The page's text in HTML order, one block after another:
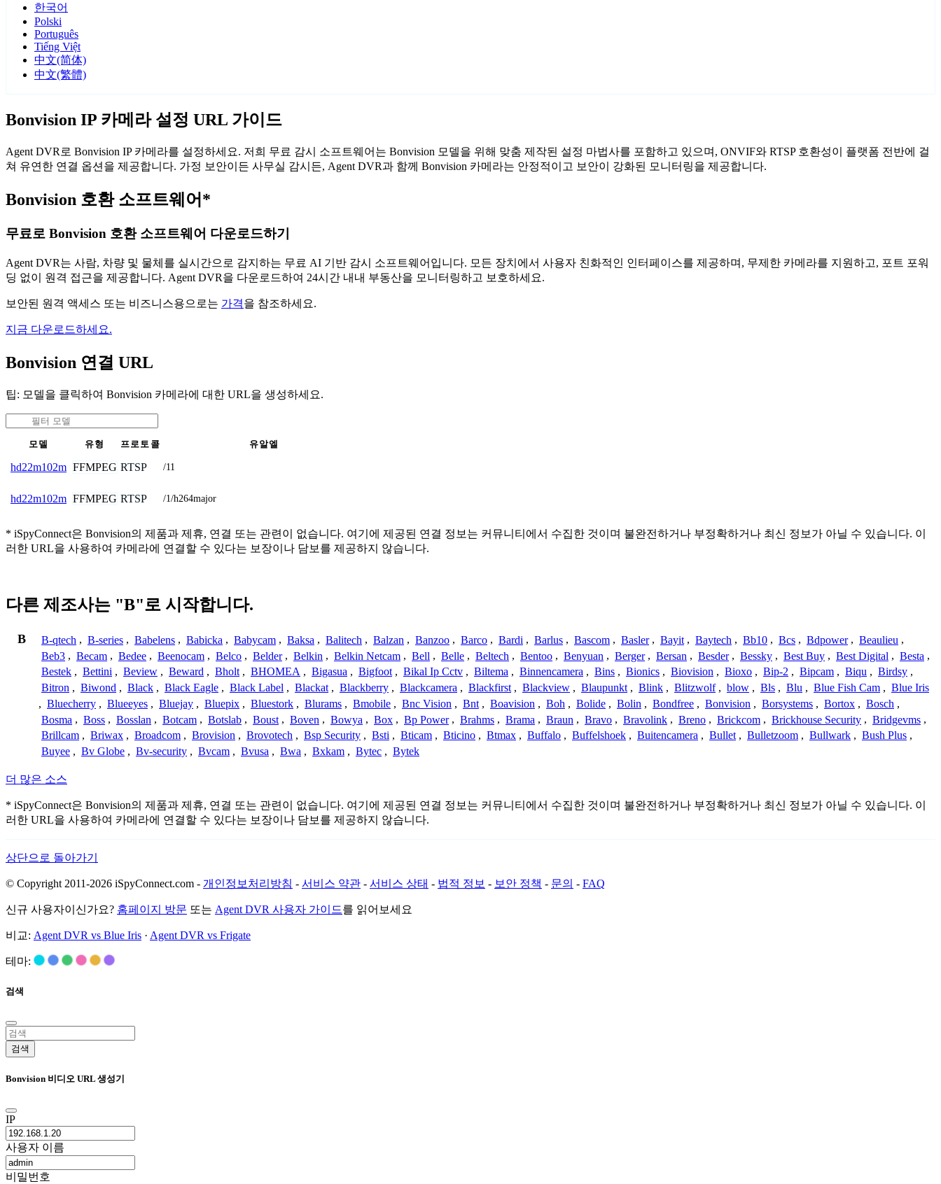
한국어
Polski
Português
Tiếng Việt
中文(简体)
中文(繁體)
Bonvision IP 카메라 설정 URL 가이드
Agent DVR로 Bonvision IP 카메라를 설정하세요. 저희 무료 감시 소프트웨어는 Bonvision 모델을 위해 맞춤 제작된 설정 마법사를 포함하고 있으며, ONVIF와 RTSP 호환성이 플랫폼 전반에 걸
쳐 유연한 연결 옵션을 제공합니다. 가정 보안이든 사무실 감시든, Agent DVR과 함께 Bonvision 카메라는 안정적이고 보안이 강화된 모니터링을 제공합니다.
Bonvision 호환 소프트웨어*
무료로 Bonvision 호환 소프트웨어 다운로드하기
Agent DVR는 사람, 차량 및 물체를 실시간으로 감지하는 무료 AI 기반 감시 소프트웨어입니다. 모든 장치에서 사용자 친화적인 인터페이스를 제공하며, 무제한 카메라를 지원하고, 포트 포워
딩 없이 원격 접근을 제공합니다. Agent DVR을 다운로드하여 24시간 내내 부동산을 모니터링하고 보호하세요.
보안된 원격 액세스 또는 비즈니스용으로는 가격을 참조하세요.
지금 다운로드하세요.
Bonvision 연결 URL
팁: 모델을 클릭하여 Bonvision 카메라에 대한 URL을 생성하세요.
모델 유형 프로토콜 유알엘
hd22m102m FFMPEG RTSP /11
hd22m102m FFMPEG RTSP /1/h264major
* iSpyConnect은 Bonvision의 제품과 제휴, 연결 또는 관련이 없습니다. 여기에 제공된 연결 정보는 커뮤니티에서 수집한 것이며 불완전하거나 부정확하거나 최신 정보가 아닐 수 있습니다. 이
러한 URL을 사용하여 카메라에 연결할 수 있다는 보장이나 담보를 제공하지 않습니다.
다른 제조사는 "B"로 시작합니다.
B B-qtech , B-series , Babelens , Babicka , Babycam , Baksa , Balitech , Balzan , Banzoo , Barco , Bardi , Barlus , Bascom , Basler , Bayit , Baytech , Bb10 , Bcs , Bdpower , Beaulieu ,
Beb3 , Becam , Bedee , Beenocam , Belco , Belder , Belkin , Belkin Netcam , Bell , Belle , Beltech , Bentoo , Benyuan , Berger , Bersan , Besder , Bessky , Best Buy , Best Digital , Besta ,
Bestek , Bettini , Beview , Beward , Bholt , BHOMEA , Bigasua , Bigfoot , Bikal Ip Cctv , Biltema , Binnencamera , Bins , Bionics , Biovision , Bioxo , Bip-2 , Bipcam , Biqu , Birdsy ,
Bitron , Biwond , Black , Black Eagle , Black Label , Blackat , Blackberry , Blackcamera , Blackfirst , Blackview , Blaupunkt , Blink , Blitzwolf , blow , Bls , Blu , Blue Fish Cam , Blue Iris
, Bluecherry , Blueeyes , Bluejay , Bluepix , Bluestork , Blurams , Bmobile , Bnc Vision , Bnt , Boavision , Boh , Bolide , Bolin , Bondfree , Bonvision , Borsystems , Bortox , Bosch ,
Bosma , Boss , Bosslan , Botcam , Botslab , Boust , Boven , Bowya , Box , Bp Power , Brahms , Brama , Braun , Bravo , Bravolink , Breno , Brickcom , Brickhouse Security , Bridgevms ,
Brillcam , Briwax , Broadcom , Brovision , Brovotech , Bsp Security , Bsti , Bticam , Bticino , Btmax , Buffalo , Buffelshoek , Buitencamera , Bullet , Bulletzoom , Bullwark , Bush Plus ,
Buyee , Bv Globe , Bv-security , Bvcam , Bvusa , Bwa , Bxkam , Bytec , Bytek
더 많은 소스
* iSpyConnect은 Bonvision의 제품과 제휴, 연결 또는 관련이 없습니다. 여기에 제공된 연결 정보는 커뮤니티에서 수집한 것이며 불완전하거나 부정확하거나 최신 정보가 아닐 수 있습니다. 이
러한 URL을 사용하여 카메라에 연결할 수 있다는 보장이나 담보를 제공하지 않습니다.
상단으로 돌아가기
© Copyright 2011-2026 iSpyConnect.com - 개인정보처리방침 - 서비스 약관 - 서비스 상태 - 법적 정보 - 보안 정책 - 문의 - FAQ
신규 사용자이신가요? 홈페이지 방문 또는 Agent DVR 사용자 가이드를 읽어보세요
비교: Agent DVR vs Blue Iris · Agent DVR vs Frigate
테마:
검색
검색
Bonvision 비디오 URL 생성기
IP
사용자 이름
비밀번호